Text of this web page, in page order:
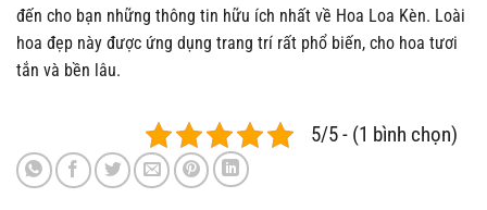
đến cho bạn những thông tin hữu ích nhất về Hoa Loa Kèn. Loài
hoa đẹp này được ứng dụng trang trí rất phổ biến, cho hoa tươi
tắn và bền lâu.
5/5 - (1 bình chọn)